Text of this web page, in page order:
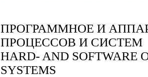
ПРОГРАММНОЕ И
ПРОЦЕССОВ И СИСТЕМ
HARD- AND SOFTWARE
SYSTEMS